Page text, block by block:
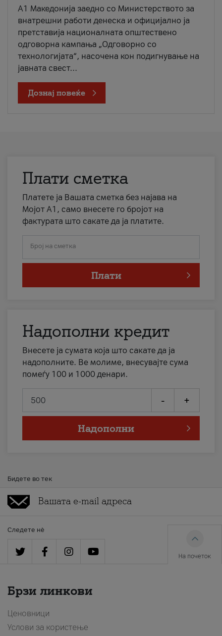
A1 Македонија заедно со Министерството за
внатрешни работи денеска и официјално ја
претставија националната општествено
одговорна кампања „Одговорно со
технологијата“, насочена кон подигнување на
јавната свест...
Дознај повеќе
Плати сметка
Платете ја Вашата сметка без најава на
Мојот А1, само внесете го бројот на
фактурата што сакате да ја платите.
Број на сметка
Плати
Надополни кредит
Внесете ја сумата која што сакате да ја
надополните. Ве молиме, внесувајте сума
помеѓу 100 и 1000 денари.
- +
Надополни
Бидете во тек
Следете нè
На почеток
Брзи линкови
Ценовници
Услови за користење